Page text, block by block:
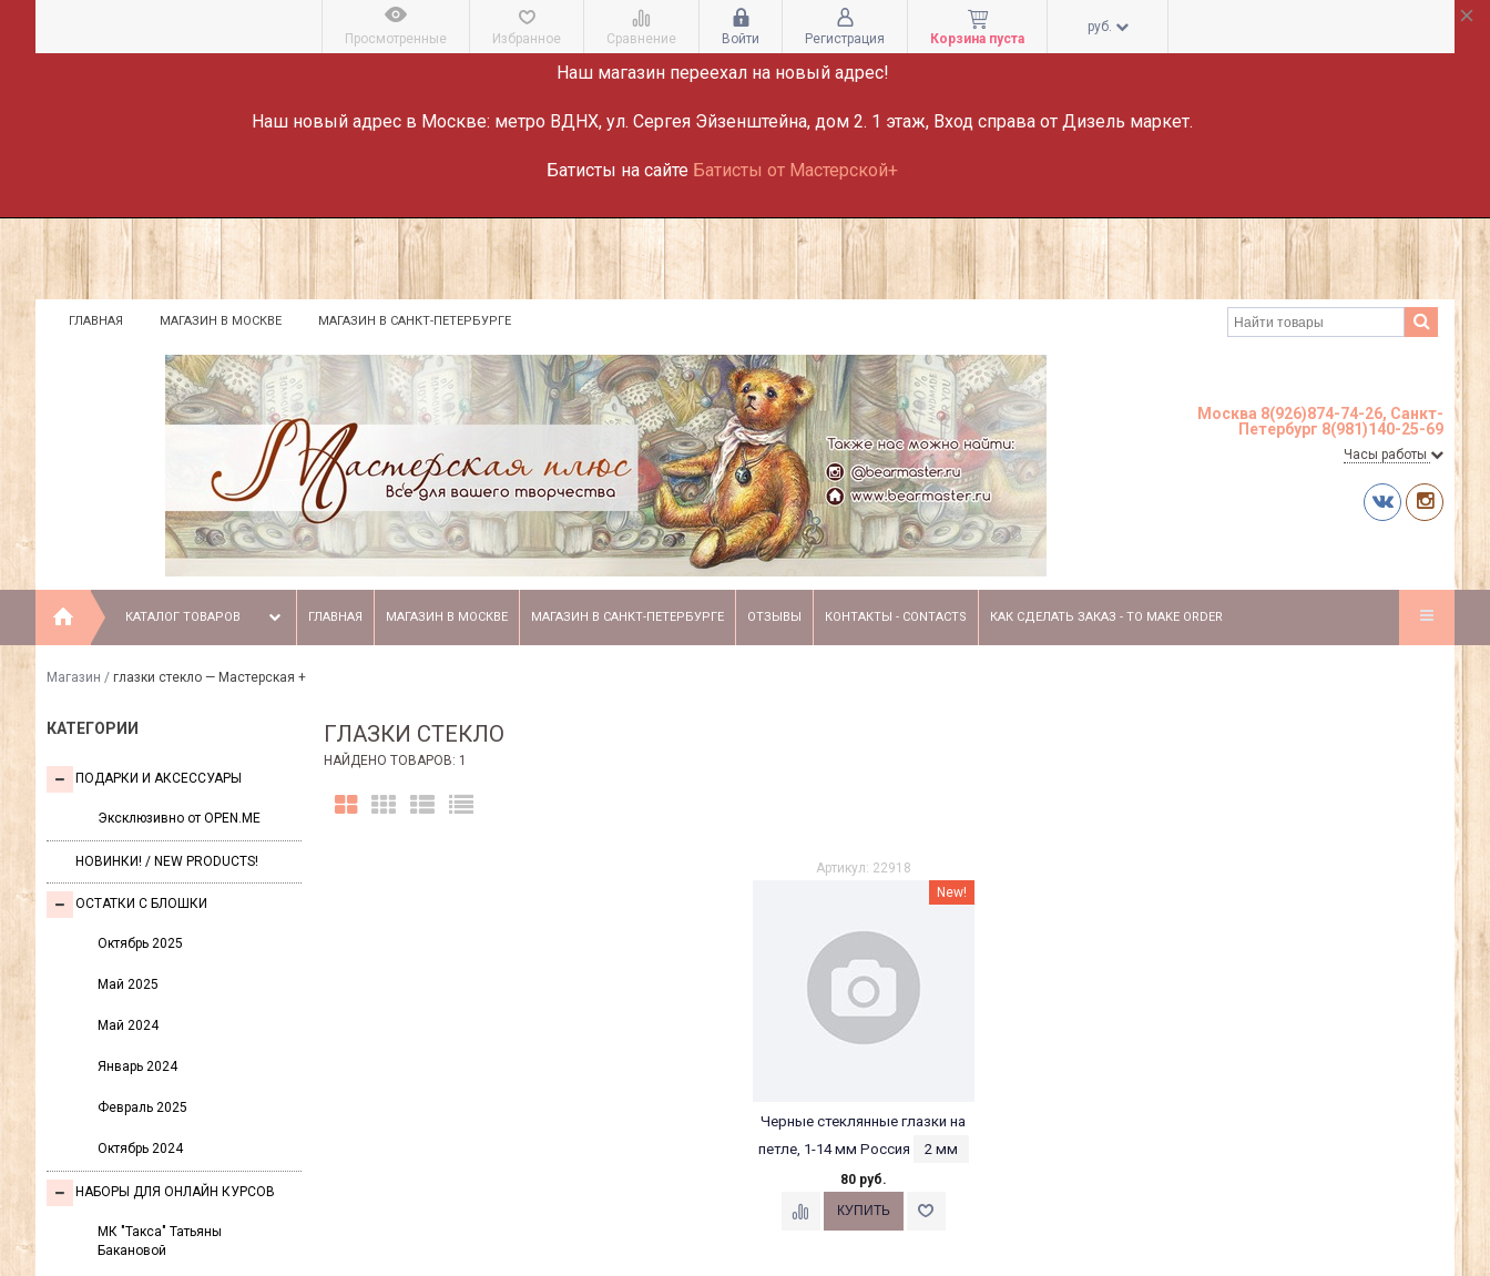
ВНИМАНИЕ!
Наш магазин переехал на новый адрес!
Наш новый адрес в Москве: метро ВДНХ, ул. Сергея Эйзенштейна, дом 2. 1 этаж, Вход справа от Дизель маркет.
Батисты на сайте Батисты от Мастерской+
Просмотренные Избранное Сравнение Войти Регистрация Корзина пуста
руб.
ГЛАВНАЯ МАГАЗИН В МОСКВЕ МАГАЗИН В САНКТ-ПЕТЕРБУРГЕ
Москва 8(926)874-74-26, Санкт-
Петербург 8(981)140-25-69
Часы работы
КАТАЛОГ ТОВАРОВ ГЛАВНАЯ МАГАЗИН В МОСКВЕ МАГАЗИН В САНКТ-ПЕТЕРБУРГЕ ОТЗЫВЫ КОНТАКТЫ - CONTACTS КАК СДЕЛАТЬ ЗАКАЗ - TO MAKE ORDER
Магазин / глазки стекло — Мастерская +
КАТЕГОРИИ
ПОДАРКИ И АКСЕССУАРЫ
Эксклюзивно от OPEN.ME
НОВИНКИ! / NEW PRODUCTS!
ОСТАТКИ С БЛОШКИ
Октябрь 2025
Май 2025
Май 2024
Январь 2024
Февраль 2025
Октябрь 2024
НАБОРЫ ДЛЯ ОНЛАЙН КУРСОВ
МК "Такса" Татьяны
Бакановой
ГЛАЗКИ СТЕКЛО
НАЙДЕНО ТОВАРОВ: 1
Артикул: 22918
New!
Черные стеклянные глазки на
петле, 1-14 мм Россия
2 мм
80 руб.